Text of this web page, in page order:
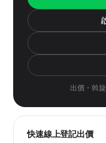
出價・斡
快速線上登記出價